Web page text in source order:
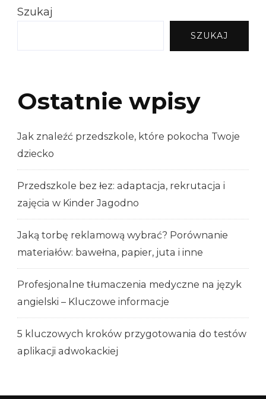
Szukaj
SZUKAJ
Ostatnie wpisy
Jak znaleźć przedszkole, które pokocha Twoje
dziecko
Przedszkole bez łez: adaptacja, rekrutacja i
zajęcia w Kinder Jagodno
Jaką torbę reklamową wybrać? Porównanie
materiałów: bawełna, papier, juta i inne
Profesjonalne tłumaczenia medyczne na język
angielski – Kluczowe informacje
5 kluczowych kroków przygotowania do testów
aplikacji adwokackiej